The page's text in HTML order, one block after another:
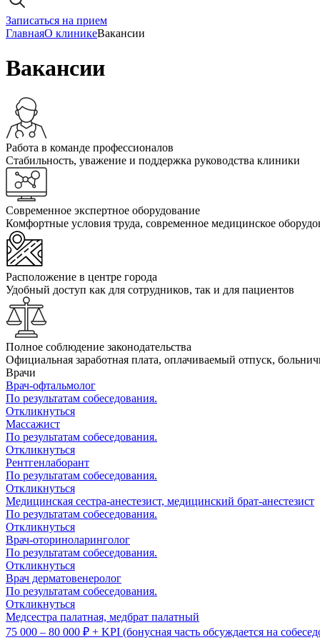
Записаться на прием
ГлавнаяО клиникеВакансии
Вакансии
Работа в команде профессионалов
Стабильность, уважение и поддержка руководства клиники
Современное экспертное оборудование
Комфортные условия труда, современное медицинское
Расположение в центре города
Удобный доступ как для сотрудников, так и для пациентов
Полное соблюдение законодательства
Официальная заработная плата, оплачиваемый отпуск,
Врачи
Врач-офтальмолог
По результатам собеседования.
Откликнуться
Массажист
По результатам собеседования.
Откликнуться
Рентгенлаборант
По результатам собеседования.
Откликнуться
Медицинская сестра-анестезист, медицинский брат-анестезист
По результатам собеседования.
Откликнуться
Врач-оториноларинголог
По результатам собеседования.
Откликнуться
Врач дерматовенеролог
По результатам собеседования.
Откликнуться
Медсестра палатная, медбрат палатный
75 000 – 80 000 ₽ + KPI (бонусная часть обсуждается на